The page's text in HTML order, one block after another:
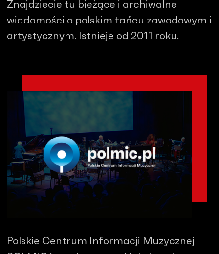
Znajdziecie tu bieżące i archiwalne
wiadomości o polskim tańcu zawodowym i
artystycznym. Istnieje od 2011 roku.
Polskie Centrum Informacji Muzycznej